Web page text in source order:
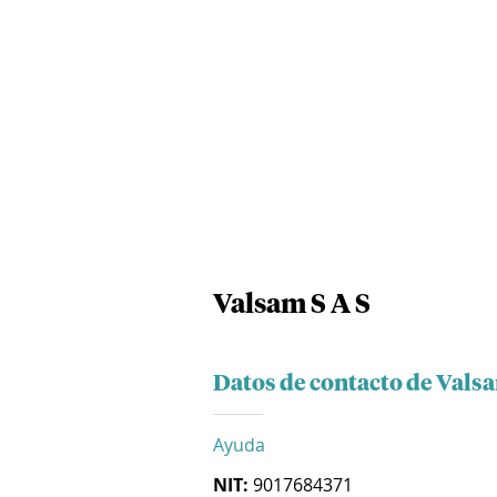
Valsam S A S
Datos de contacto de
Ayuda
NIT: 9017684371